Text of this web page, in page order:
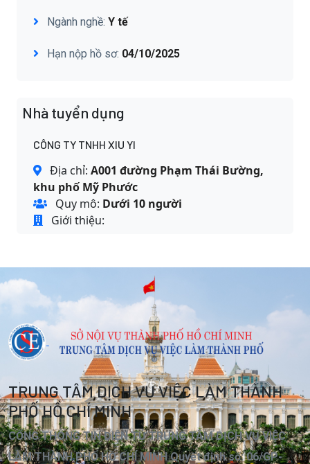
Ngành nghề: Y tế
Hạn nộp hồ sơ: 04/10/2025
Nhà tuyển dụng
CÔNG TY TNHH XIU YI
Địa chỉ: A001 đường Phạm Thái Bường,
khu phố Mỹ Phước
Quy mô: Dưới 10 người
Giới thiệu:
TRUNG TÂM DỊCH VỤ VIỆC LÀM THÀNH
PHỐ HỒ CHÍ MINH
CỔNG THÔNG TIN ĐIỆN TỬ TRUNG TÂM DỊCH VỤ VIỆC
LÀM THÀNH PHỐ HỒ CHÍ MINH Quyết định số: 06/GP-